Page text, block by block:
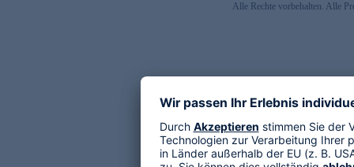
Alle Rechte vorbehalten. Alle